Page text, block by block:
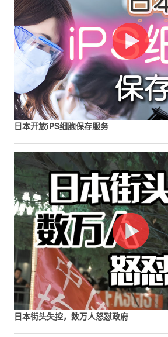
日本开放iPS细胞保存服务
日本街头失控，数万人怒怼政府